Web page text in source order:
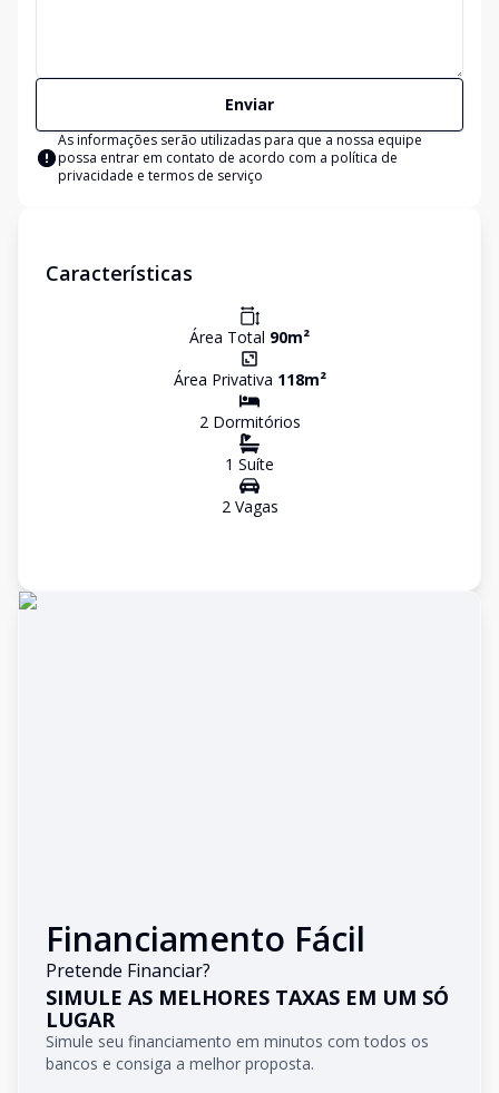
Enviar
As informações serão utilizadas para que a nossa equipe
possa entrar em contato de acordo com a política de
privacidade e termos de serviço
Características
Área Total 90m²
Área Privativa 118m²
2Dormitórios
1 Suíte
2Vagas
Financiamento Fácil
Pretende Financiar?
SIMULE AS MELHORES TAXAS EM UM SÓ
LUGAR
Simule seu financiamento em minutos com todos os
bancos e consiga a melhor proposta.